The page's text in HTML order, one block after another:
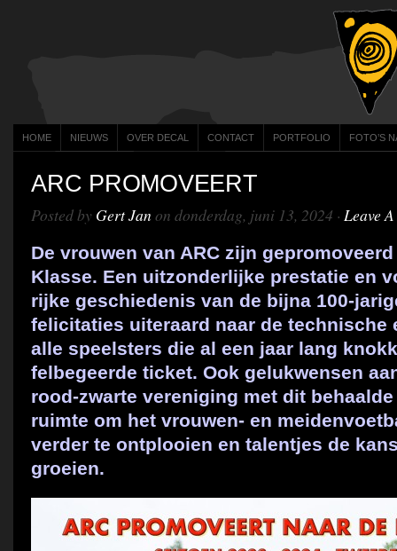
HOME NIEUWS OVER DECAL CONTACT PORTFOLIO FOTO’S
ARC PROMOVEERT
Posted by Gert Jan on donderdag, juni 13, 2024 · Leave
De vrouwen van ARC zijn
Klasse. Een uitzonderlijke prestatie en
rijke geschiedenis van de bijna 100-
felicitaties uiteraard naar de technische
alle speelsters die al een jaar lang
felbegeerde ticket. Ook gelukwensen
rood-zwarte vereniging met dit
ruimte om het vrouwen- en
verder te ontplooien en talentjes de
groeien.